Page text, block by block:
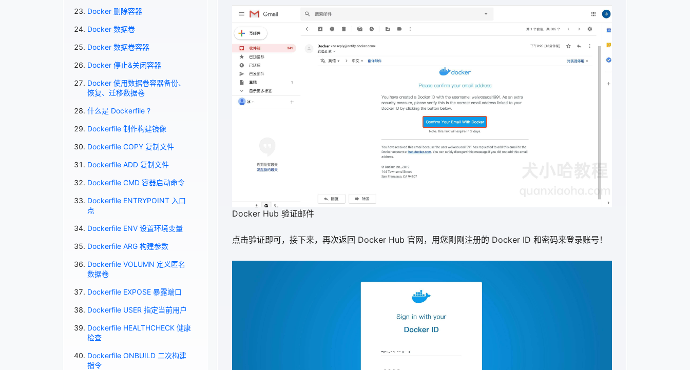
Docker 删除容器
Docker 数据卷
Docker 数据卷容器
Docker 停止&关闭容器
Docker 使用数据卷容器备份、
恢复、迁移数据卷
什么是 Dockerfile ?
Dockerfile 制作构建镜像
Dockerfile COPY 复制文件
Dockerfile ADD 复制文件
Dockerfile CMD 容器启动命令
Dockerfile ENTRYPOINT 入口
点
Dockerfile ENV 设置环境变量
Dockerfile ARG 构建参数
Dockerfile VOLUMN 定义匿名
数据卷
Dockerfile EXPOSE 暴露端口
Dockerfile USER 指定当前用户
Dockerfile HEALTHCHECK 健康
检查
Dockerfile ONBUILD 二次构建
指令
Docker Hub 验证邮件
点击验证即可，接下来，再次返回 Docker Hub 官网，用您刚刚注册的 Docker ID 和密码来登录账号！